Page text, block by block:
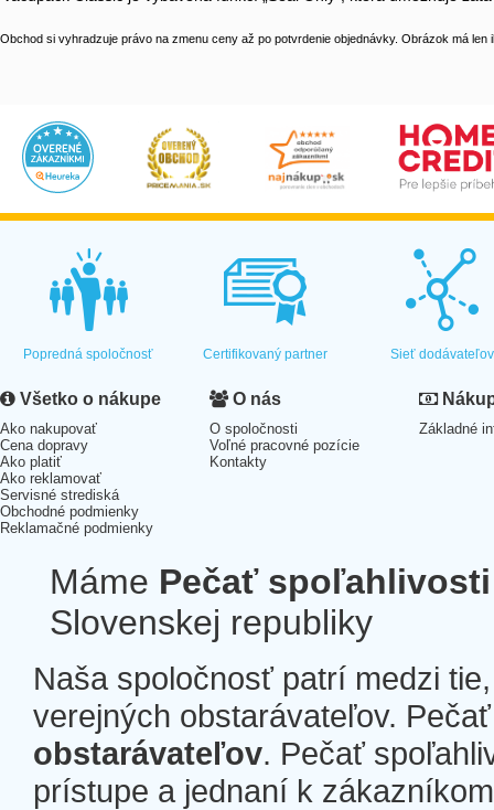
Obchod si vyhradzuje právo na zmenu ceny až po potvrdenie objednávky. Obrázok má len
Popredná spoločnosť Certifikovaný partner Sieť dodávateľov
Všetko o nákupe
Ako nakupovať
Cena dopravy
Ako platiť
Ako reklamovať
Servisné strediská
Obchodné podmienky
Reklamačné podmienky
O nás
O spoločnosti
Voľné pracovné pozície
Kontakty
Základné
Máme Pečať spoľahlivosti
Slovenskej republiky
Naša spoločnosť patrí medzi
verejných obstarávateľov.
obstarávateľov. Pečať
prístupe a jednaní k